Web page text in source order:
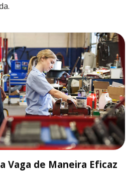
Vaga de Maneira Eficaz